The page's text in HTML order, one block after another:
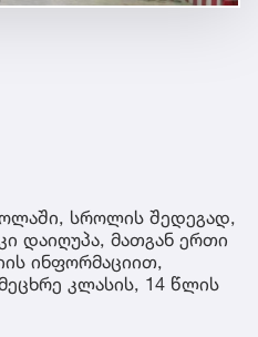
სროლის შედეგად,
დაიღუპა, მათგან ერთი
ინფორმაციით,
კლასის, 14 წლის